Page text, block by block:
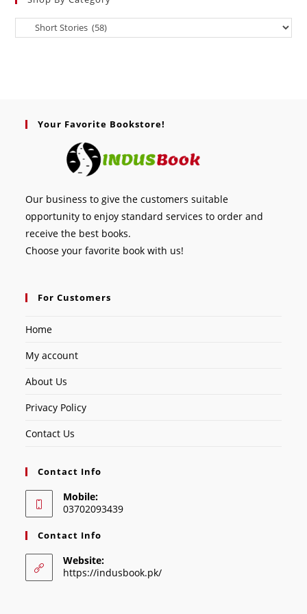
Your Favorite Bookstore!
Our business to give the customers suitable
opportunity to enjoy standard services to order and
receive the best books.
Choose your favorite book with us!
For Customers
Home
My account
About Us
Privacy Policy
Contact Us
Contact Info
Mobile:
03702093439
Contact Info
Website:
https://indusbook.pk/